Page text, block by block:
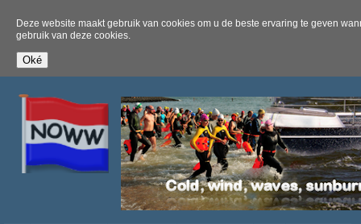
Deze website maakt gebruik van cookies om u de beste ervaring te geven
gebruik van deze cookies.